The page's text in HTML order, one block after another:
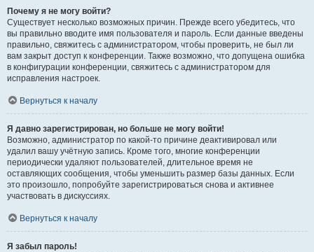
Почему я не могу войти?
Существует несколько возможных причин. Прежде всего убедитесь, что
вы правильно вводите имя пользователя и пароль. Если данные введены
правильно, свяжитесь с администратором, чтобы проверить, не был ли
вам закрыт доступ к конференции. Также возможно, что допущена ошибка
в конфигурации конференции, свяжитесь с администратором для
исправления настроек.
Вернуться к началу
Я давно зарегистрирован, но больше не могу войти!
Возможно, администратор по какой-то причине деактивировал или
удалил вашу учётную запись. Кроме того, многие конференции
периодически удаляют пользователей, длительное время не
оставляющих сообщения, чтобы уменьшить размер базы данных. Если
это произошло, попробуйте зарегистрироваться снова и активнее
участвовать в дискуссиях.
Вернуться к началу
Я забыл пароль!